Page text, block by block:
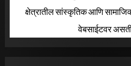
क्षेत्रातील सांस्कृतिक आणि सामाजिक
वेबसाईटवर